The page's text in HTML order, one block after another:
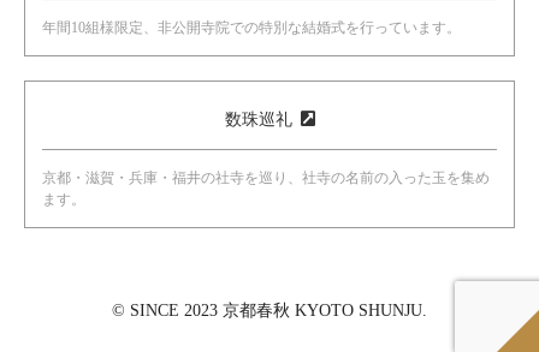
年間10組様限定、非公開寺院での特別な結婚式を行っています。
数珠巡礼
京都・滋賀・兵庫・福井の社寺を巡り、社寺の名前の入った玉を集め
ます。
© SINCE 2023 京都春秋 KYOTO SHUNJU.